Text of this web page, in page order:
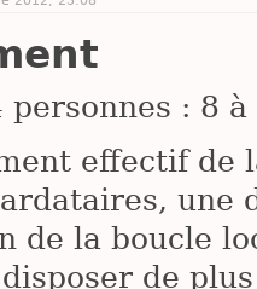
personnes : 8
effectif de
une
de la boucle
de